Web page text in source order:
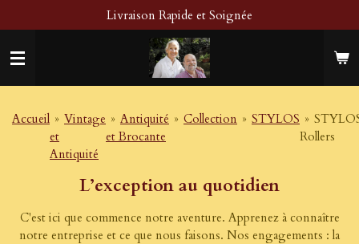
au
contenu
principal
Livraison Rapide et Soignée
Accueil » Vintage
et
Antiquité
» Antiquité
et Brocante
» Collection » STYLOS »
Rollers
L’exception au quotidien
C'est ici que commence notre aventure. Apprenez à connaître
notre entreprise et ce que nous faisons. Nos engagements : la